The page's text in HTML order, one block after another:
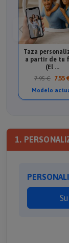
Taza
a partir de tu
(El ...
7.95 € 7.55
Modelo
1.